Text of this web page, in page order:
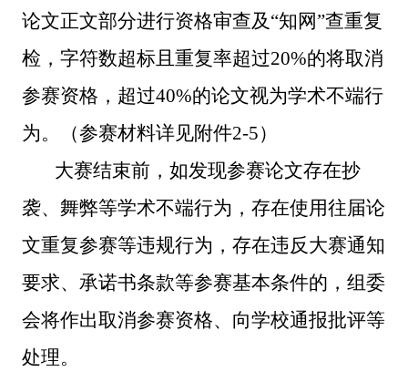
论文正文部分进行资格审查及 “知网”查重复
检 ，字符数超标且重复率超过20%的将取消
参赛资格，超过40%的论文视为学术不端行
为。（参赛材料详见附件2-5）
大赛结束前，如发现参赛论文存在抄
袭、舞弊等学术不端行为，存在使用往届论
文重复参赛等违规行为，存在违反大赛通知
要求、承诺书条款等参赛基本条件的，组委
会将作出取消参赛资格、向学校通报批评等
处理。